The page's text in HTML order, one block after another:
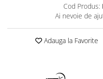
Cod Produs:
Ai nevoie de
Adauga la Favorite